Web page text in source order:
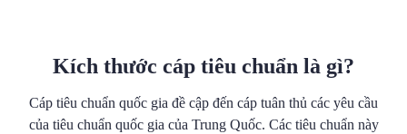
Kích thước cáp tiêu chuẩn là gì?
Cáp tiêu chuẩn quốc gia đề cập đến cáp tuân thủ các yêu cầu
của tiêu chuẩn quốc gia của Trung Quốc. Các tiêu chuẩn này